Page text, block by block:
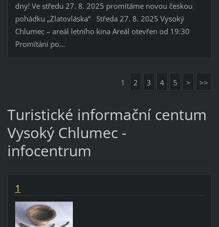
dny! Ve středu 27. 8. 2025 promítáme novou českou
pohádku „Zlatovláska“ Středa 27. 8. 2025 Vysoký
Chlumec – areál letního kina Areál otevřen od 19:30
Promítání po...
1 2 3 4 5 > >>
Turistické informační centum
Vysoký Chlumec -
infocentrum
1